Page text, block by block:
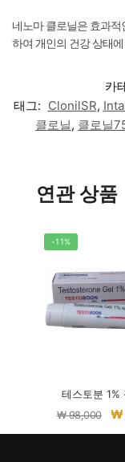
네노마 클로닐은 효과
하여 개인의 건강 상태
카
태그: ClonilSR,
클로닐, 클로닐
연관 상품
-11%
테스토분 1%
₩98,000
원
래
₩